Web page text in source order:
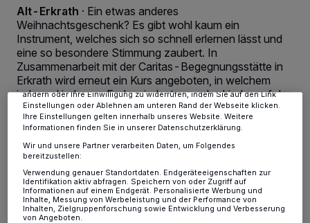
Alt-Erkrath · Ein etwas anderes
Weihnachtsgeschenk? Es gibt wohl kaum ein
Instrument, welches sich so schnell erlernen lässt und
eine so besondere Stimmung zaubert. In
Zusammenarbeit mit der Caritas-Begegnungsstätte in
Erkrath wird erneut ein Kurs angeboten, in welchem
jede und jeder am Ende mindestens zehn Lieder auf der
Ukulele begleiten kann und an jedem Geburtstag ein
Ständchen mit der Ukulele gespielt wird. Garantiert.
06.12.2023 , 09:45 Uhr Eine Minute Lesezeit
Wir und unsere 218
-Partner speichern und greifen auf
personenbezogene Daten wie Browserdaten oder eindeutige
Kennungen auf Ihrem Gerät zu. Durch Auswahl von OK aktivieren Sie
Tracking-Technologien für die unter „Wir und unsere Partner
verarbeiten Daten, um Ihnen Dienste bereitzustellen“ aufgeführten
Zwecke. Wenn Tracker deaktiviert sind, sind manche Inhalte und
Anzeigen möglicherweise nicht mehr so relevant für Sie. Sie können
dieses Menü jederzeit wieder aufrufen, um Ihre Einstellungen zu
ändern oder Ihre Einwilligung zu widerrufen, indem Sie auf den Link
Einstellungen oder Ablehnen am unteren Rand der Webseite klicken.
Ihre Einstellungen gelten innerhalb unseres Website. Weitere
Informationen finden Sie in unserer Datenschutzerklärung.
Wir und unsere Partner verarbeiten Daten, um Folgendes
bereitzustellen:
Verwendung genauer Standortdaten. Endgeräteeigenschaften zur
Identifikation aktiv abfragen. Speichern von oder Zugriff auf
Informationen auf einem Endgerät. Personalisierte Werbung und
Inhalte, Messung von Werbeleistung und der Performance von
Inhalten, Zielgruppenforschung sowie Entwicklung und Verbesserung
von Angeboten.